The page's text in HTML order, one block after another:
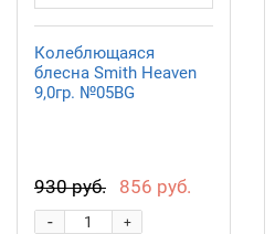
Колеблющаяся
блесна Smith Heaven
9,0гр. №05BG
930 руб. 856 руб.
+
-